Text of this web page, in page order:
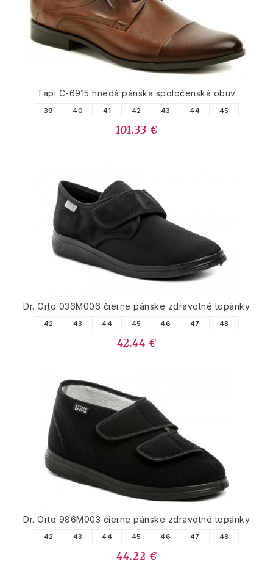
Tapi C-6915 hnedá pánska spoločenská obuv
39 40 41 42 43 44 45
101.33 €
Dr. Orto 036M006 čierne pánske zdravotné topánky
42 43 44 45 46 47 48
42.44 €
Dr. Orto 986M003 čierne pánske zdravotné topánky
42 43 44 45 46 47 48
44.22 €